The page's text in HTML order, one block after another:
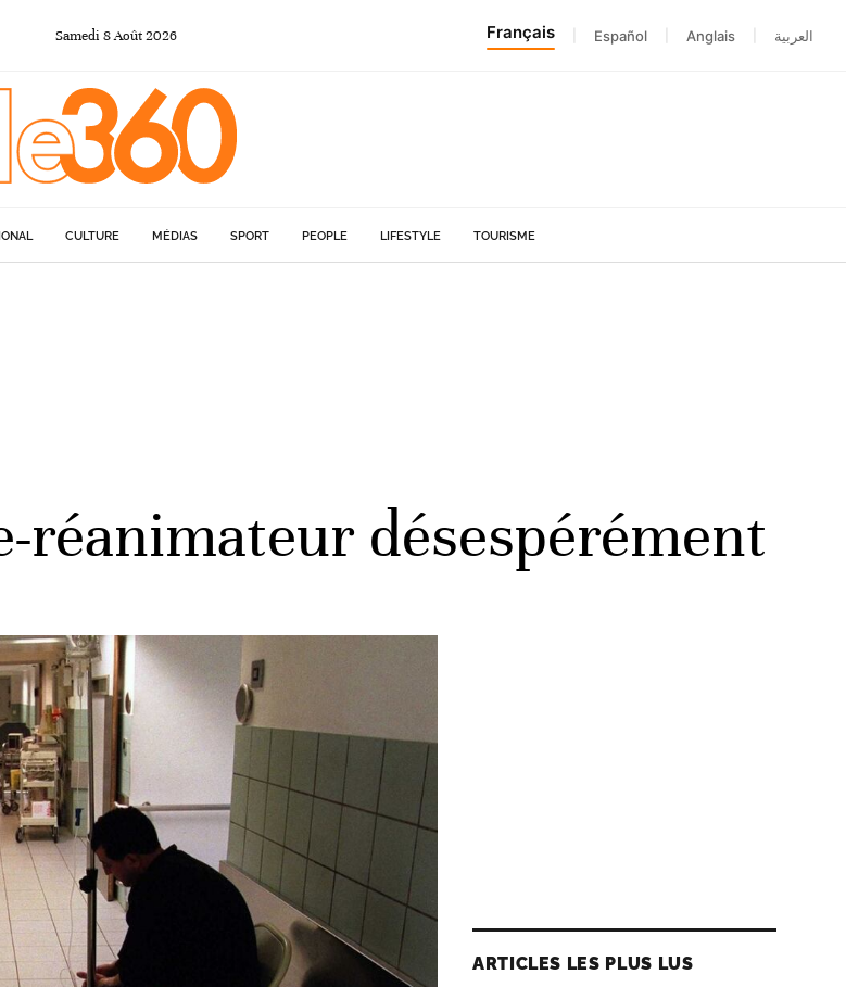
Samedi 8Août2026 Français Español Anglais العربية
CULTURE MÉDIAS SPORT PEOPLE LIFESTYLE TOURISME
réanimateur désespérément
ARTICLES LES PLUS LUS